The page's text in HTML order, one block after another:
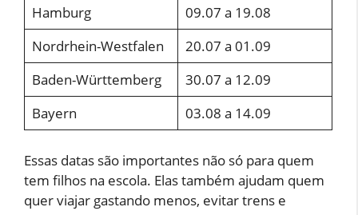
Hamburg
09.07 a 19.08
Nordrhein-Westfalen
20.07 a 01.09
Baden-Württemberg
30.07 a 12.09
Bayern
03.08 a 14.09
Essas datas são importantes não só para quem
tem filhos na escola. Elas também ajudam quem
quer viajar gastando menos, evitar trens e